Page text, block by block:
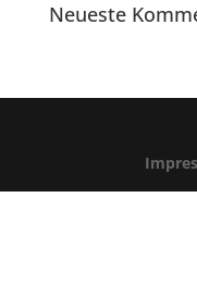
Neueste